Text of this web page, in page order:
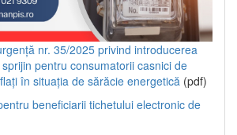
nr. 35/2025 privind introducerea
pentru consumatorii casnici de
în situația de sărăcie energetică (pdf)
beneficiarii tichetului electronic de